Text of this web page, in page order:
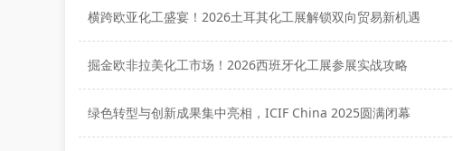
横跨欧亚化工盛宴！2026土耳其化工展解锁双向贸易新机遇
掘金欧非拉美化工市场！2026西班牙化工展参展实战攻略
绿色转型与创新成果集中亮相，ICIF China 2025圆满闭幕